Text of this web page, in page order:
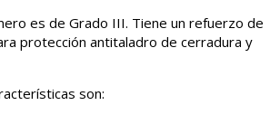
es de Grado III. Tiene un refuerzo de
protección antitaladro de cerradura y
son: